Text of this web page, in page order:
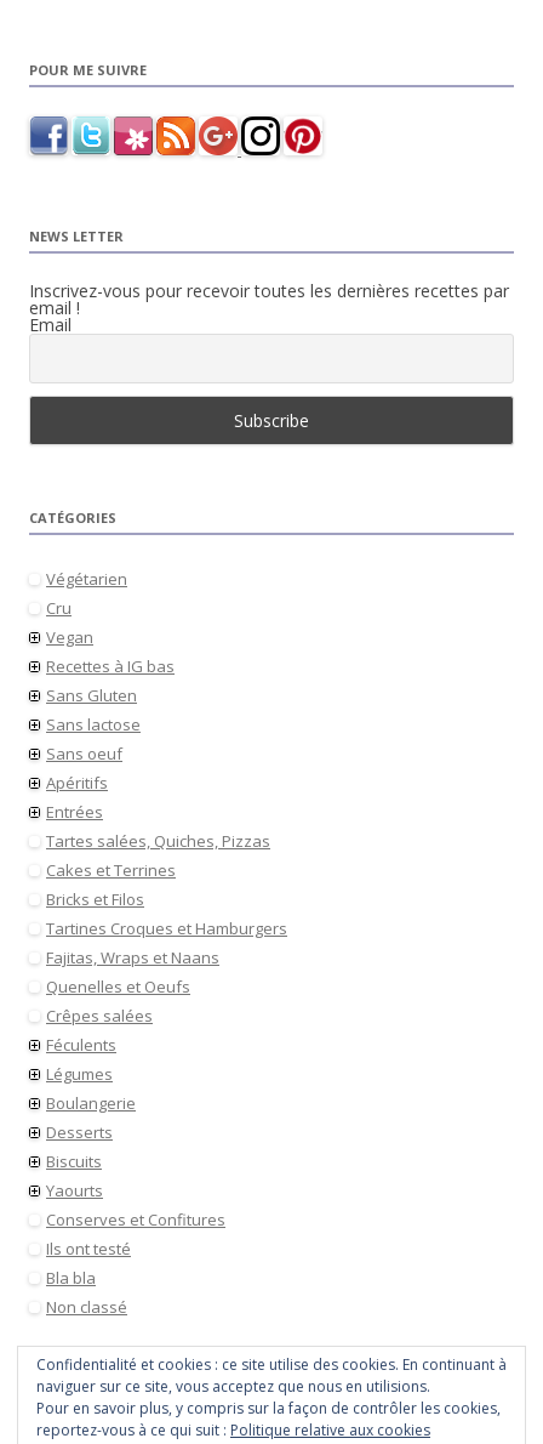
POUR ME SUIVRE
NEWS LETTER
Inscrivez-vous pour recevoir toutes les dernières recettes par
email !
Email
CATÉGORIES
Végétarien
Cru
Vegan
Recettes à IG bas
Sans Gluten
Sans lactose
Sans oeuf
Apéritifs
Entrées
Tartes salées, Quiches, Pizzas
Cakes et Terrines
Bricks et Filos
Tartines Croques et Hamburgers
Fajitas, Wraps et Naans
Quenelles et Oeufs
Crêpes salées
Féculents
Légumes
Boulangerie
Desserts
Biscuits
Yaourts
Conserves et Confitures
Ils ont testé
Bla bla
Non classé
Confidentialité et cookies : ce site utilise des cookies. En continuant à
naviguer sur ce site, vous acceptez que nous en utilisions.
Pour en savoir plus, y compris sur la façon de contrôler les cookies,
reportez-vous à ce qui suit : Politique relative aux cookies